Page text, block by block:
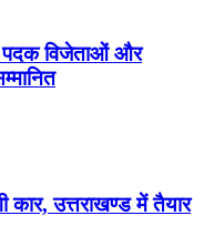
पदक विजेताओं और
उत्तराखण्ड में तैयार